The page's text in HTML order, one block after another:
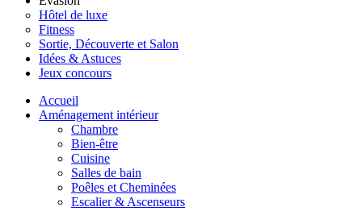
Hôtel de luxe
Fitness
Sortie, Découverte et Salon
Idées & Astuces
Jeux concours
Accueil
Aménagement intérieur
Chambre
Bien-être
Cuisine
Salles de bain
Poêles et Cheminées
Escalier & Ascenseurs